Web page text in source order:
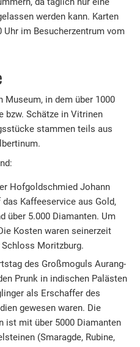
werden kann. Karten
im Besucherzentrum vom
Museum, in dem über 1000
bzw. Schätze in Vitrinen
stammen teils aus
Hofgoldschmied Johann
Kaffeeservice aus Gold,
über 5.000 Diamanten. Um
Kosten waren seinerzeit
Schloss Moritzburg.
des Großmoguls Aurang-
Prunk in indischen Palästen
als Erschaffer des
gewesen waren. Die
ist mit über 5000 Diamanten
(Smaragde, Rubine,